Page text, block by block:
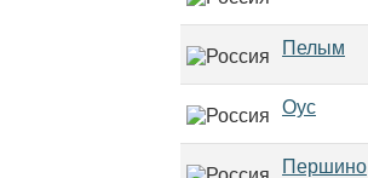
Пелым
Оус
Першино